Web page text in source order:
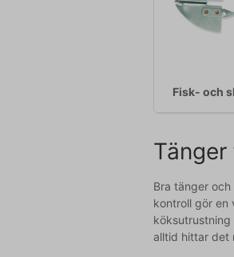
Fisk- och
Bra tänger
kontroll gör en
alltid hittar det